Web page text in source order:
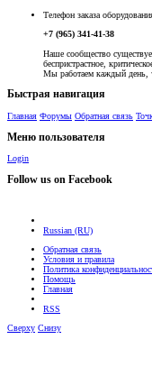
Телефон заказа
+7 (965) 341-41-38
Наше сообщество
беспристрастное,
Мы работаем каждый день,
Быстрая навигация
Главная Форумы Обратная связь
Меню пользователя
Login
Follow us on Facebook
Russian (RU)
Обратная связь
Условия и правила
Политика
Помощь
Главная
RSS
Сверху Снизу